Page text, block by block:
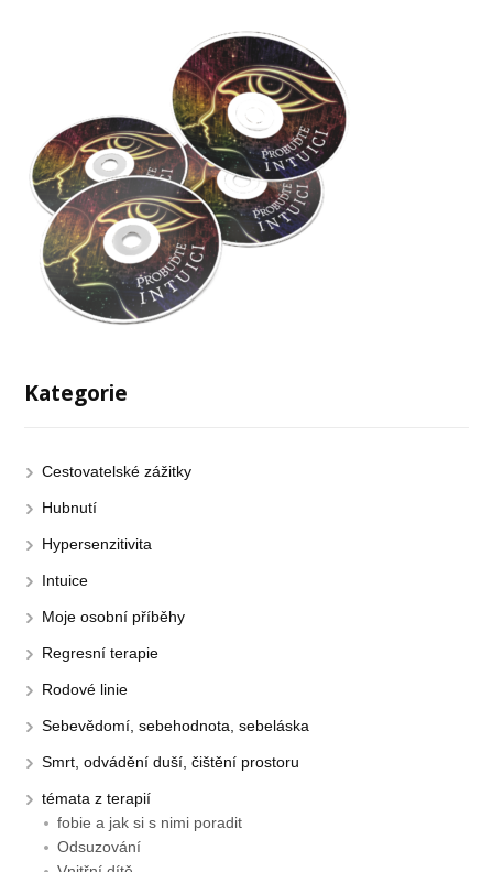
Kategorie
Cestovatelské zážitky
Hubnutí
Hypersenzitivita
Intuice
Moje osobní příběhy
Regresní terapie
Rodové linie
Sebevědomí, sebehodnota, sebeláska
Smrt, odvádění duší, čištění prostoru
témata z terapií
fobie a jak si s nimi poradit
Odsuzování